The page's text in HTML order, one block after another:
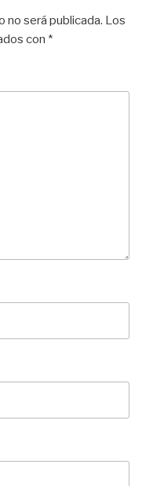
no será publicada. Los
con *